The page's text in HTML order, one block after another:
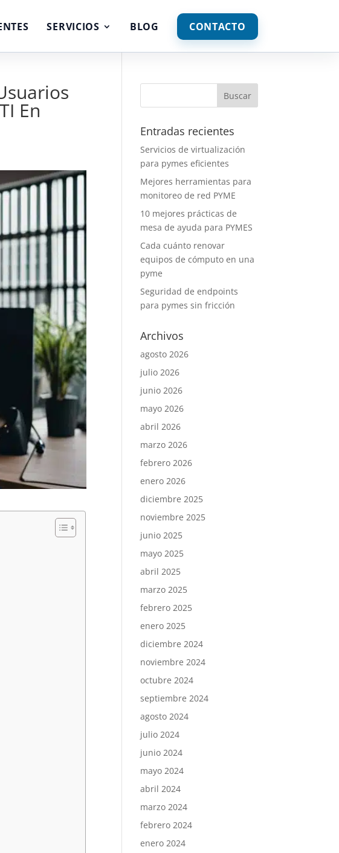
SERVICIOS BLOG CONTACTO
En
Entradas recientes
Servicios de virtualización
para pymes eficientes
Mejores herramientas para
monitoreo de red PYME
10 mejores prácticas de
mesa de ayuda para PYMES
Cada cuánto renovar
equipos de cómputo en una
pyme
Seguridad de endpoints
para pymes sin fricción
Archivos
agosto 2026
julio 2026
junio 2026
mayo 2026
abril 2026
marzo 2026
febrero 2026
enero 2026
diciembre 2025
noviembre 2025
junio 2025
mayo 2025
abril 2025
marzo 2025
febrero 2025
enero 2025
diciembre 2024
noviembre 2024
octubre 2024
septiembre 2024
agosto 2024
julio 2024
junio 2024
mayo 2024
abril 2024
marzo 2024
febrero 2024
enero 2024